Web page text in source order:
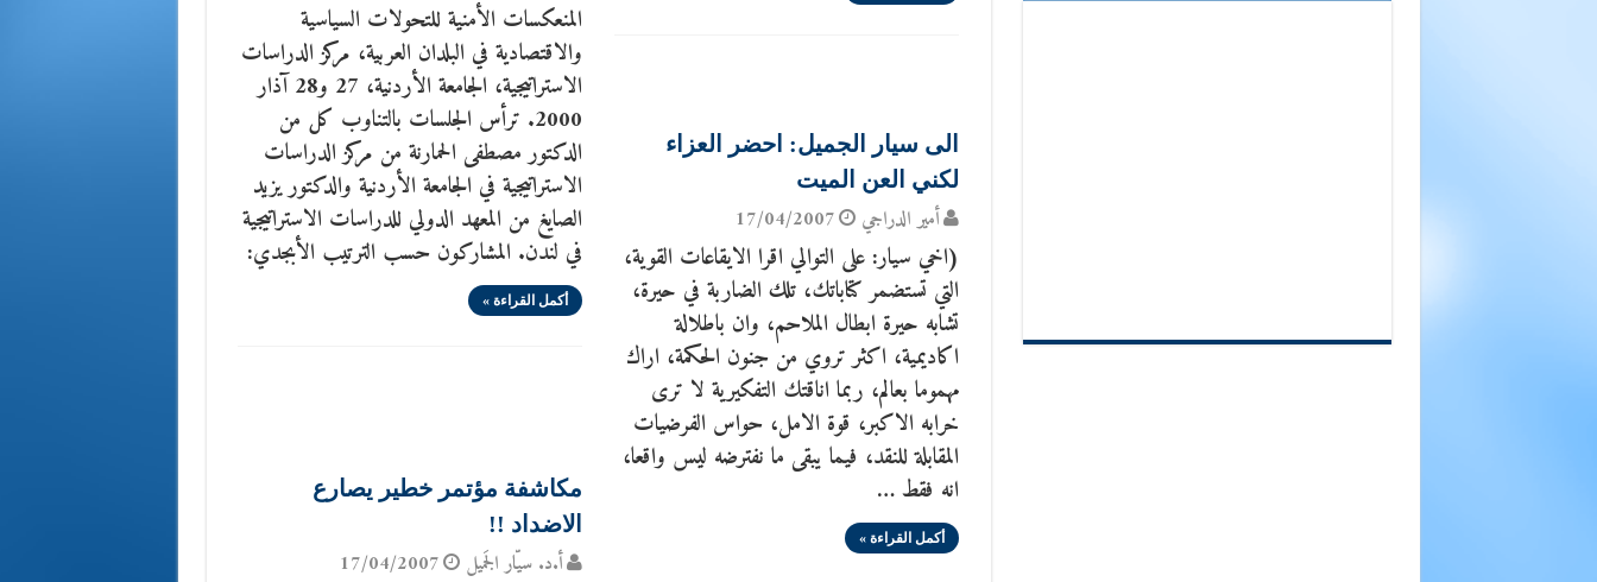
المنعكسات الأمنية للتحولات السياسية
والاقتصادية في البلدان العربية، مركز الدراسات
الاستراتيجية، الجامعة الأردنية، 27 و28 آذار
2000. ترأس الجلسات بالتناوب كل من
الدكتور مصطفى الحمارنة من مركز الدراسات
الاستراتيجية في الجامعة الأردنية والدكتور يزيد
الصايغ من المعهد الدولي للدراسات الاستراتيجية
في لندن. المشاركون حسب الترتيب الأبجدي:
أكمل القراءة »
الى سيار الجميل: احضر العزاء
لكني العن الميت
أمير الدراجي 17/04/2007
(اخي سيار: على التوالي اقرا الايقاعات القوية،
التي تستضمر كتاباتك، تلك الضاربة في حيرة،
تشابه حيرة ابطال الملاحم، وان باطلالة
اكاديمية، اكثر تروي من جنون الحكمة، اراك
مهموما بعالم، ربما اناقتك التفكيرية لا ترى
خرابه الاكبر، قوة الامل، حواس الفرضيات
المقابلة للنقد، فيما يبقى ما نفترضه ليس واقعا،
انه فقط …
أكمل القراءة »
مكاشفة مؤتمر خطير يصارع
الاضداد !!
أ.د. سيّار الجَميل 17/04/2007